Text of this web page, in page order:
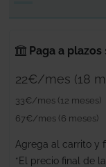
Paga a plazos
22€/mes (18
33€/mes (12 meses)
67€/mes (6 meses)
Agrega al carrito y
*El precio final de